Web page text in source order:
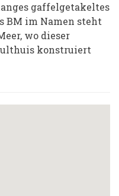
gaffelgetakeltes
BM im Namen steht
wo dieser
konstruiert